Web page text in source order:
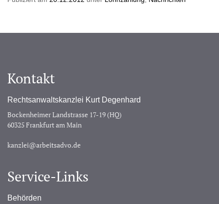
Kontakt
Rechtsanwaltskanzlei Kurt Degenhard
Bockenheimer Landstrasse 17-19 (HQ)
60325 Frankfurt am Main
kanzlei@arbeitsadvo.de
Service-Links
Behörden